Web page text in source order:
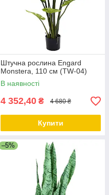
Штучна рослина Engard
Monstera, 110 см (TW-04)
В наявності
4 352,40 ₴ 4 680 ₴
Купити
–5%